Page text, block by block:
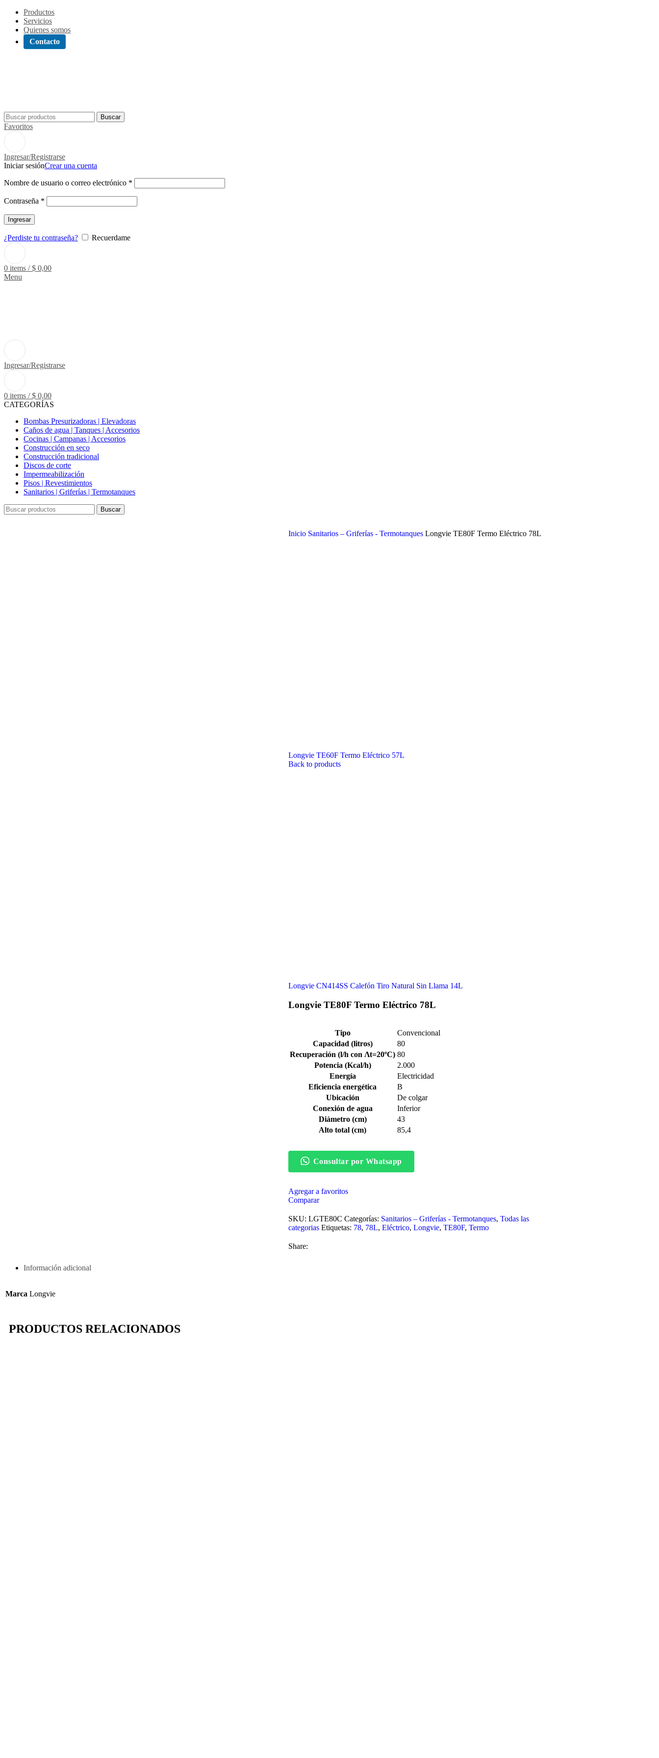
Productos
Servicios
Quienes somos
Contacto
Buscar
Favoritos
Ingresar/Registrarse
Iniciar sesiónCrear una cuenta
Nombre de usuario o correo electrónico *
Contraseña *
Ingresar
¿Perdiste tu contraseña? Recuerdame
0 items / $ 0,00
Menu
Ingresar/Registrarse
0 items / $ 0,00
CATEGORÍAS
Bombas Presurizadoras | Elevadoras
Caños de agua | Tanques | Accesorios
Cocinas | Campanas | Accesorios
Construcción en seco
Construcción tradicional
Discos de corte
Impermeabilización
Pisos | Revestimientos
Sanitarios | Griferías | Termotanques
Buscar
Inicio Sanitarios – Griferías - Termotanques Longvie TE80F Termo Eléctrico 78L
Longvie TE60F Termo Eléctrico 57L
Back to products
Longvie CN414SS Calefón Tiro Natural Sin Llama 14L
Longvie TE80F Termo Eléctrico 78L
Tipo
Convencional
Capacidad (litros)
80
Recuperación (l/h con Ʌt=20ºC) 80
Potencia (Kcal/h)
2.000
Energía
Electricidad
Eficiencia energética
B
Ubicación
De colgar
Conexión de agua
Inferior
Diámetro (cm)
43
Alto total (cm)
85,4
Consultar por Whatsapp
Agregar a favoritos
Comparar
SKU: LGTE80C Categorías: Sanitarios – Griferías - Termotanques, Todas las
categorias Etiquetas: 78, 78L, Eléctrico, Longvie, TE80F, Termo
Share:
Información adicional
Marca Longvie
PRODUCTOS RELACIONADOS